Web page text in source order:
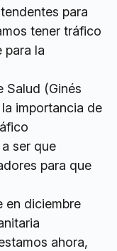
para
tener tráfico
para la
Salud (Ginés
importancia de
ser que
para que
en diciembre
ahora,